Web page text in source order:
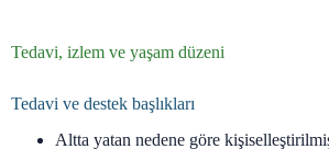
Tedavi, izlem ve yaşam düzeni
Tedavi ve destek başlıkları
Altta yatan nedene göre